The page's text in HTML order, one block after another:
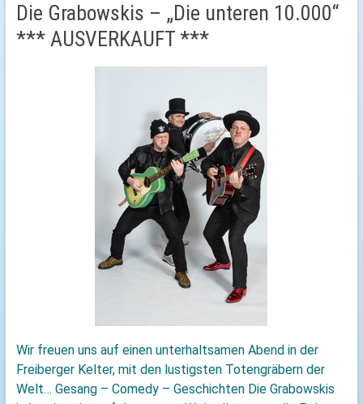
Die Grabowskis – „Die unteren 10.000“
*** AUSVERKAUFT ***
Wir freuen uns auf einen unterhaltsamen Abend in der
Freiberger Kelter, mit den lustigsten Totengräbern der
Welt… Gesang – Comedy – Geschichten Die Grabowskis